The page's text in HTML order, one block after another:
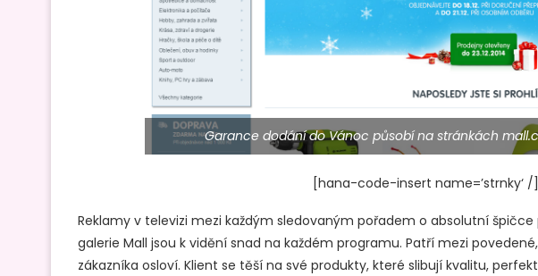
Garance dodání do Vánoc působí na stránkách
[hana-code-insert name=’strnky‘ /]
Reklamy v televizi mezi každým sledovaným pořadem o absolutní
galerie Mall jsou k vidění snad na každém programu. Patří mezi
zákazníka osloví. Klient se těší na své produkty, které slibují kvalitu,